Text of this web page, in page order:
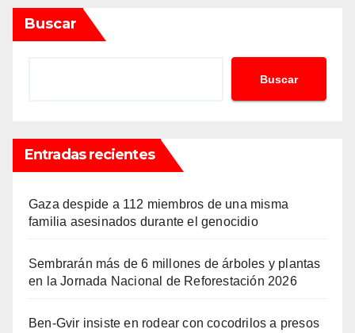
Buscar
Buscar
Entradas recientes
Gaza despide a 112 miembros de una misma
familia asesinados durante el genocidio
Sembrarán más de 6 millones de árboles y plantas
en la Jornada Nacional de Reforestación 2026
Ben-Gvir insiste en rodear con cocodrilos a presos